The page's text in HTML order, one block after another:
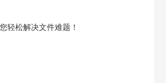
轻松解决文件难题！